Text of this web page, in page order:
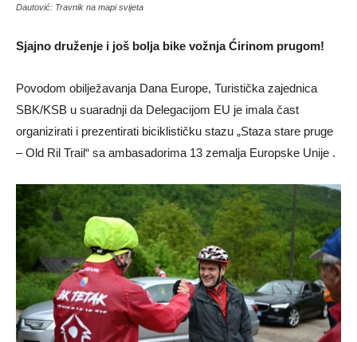
Dautović: Travnik na mapi svijeta
Sjajno druženje i još bolja bike vožnja Ćirinom prugom!
Povodom obilježavanja Dana Europe, Turistička zajednica
SBK/KSB u suaradnji da Delegacijom EU je imala čast
organizirati i prezentirati biciklističku stazu „Staza stare pruge
– Old Ril Trail“ sa ambasadorima 13 zemalja Europske Unije .